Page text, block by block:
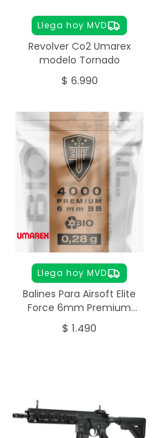
Llega hoy MVD
Revolver Co2 Umarex
modelo Tornado
$ 6.990
Llega hoy MVD
Balines Para Airsoft Elite
Force 6mm Premium
0,28g
$ 1.490